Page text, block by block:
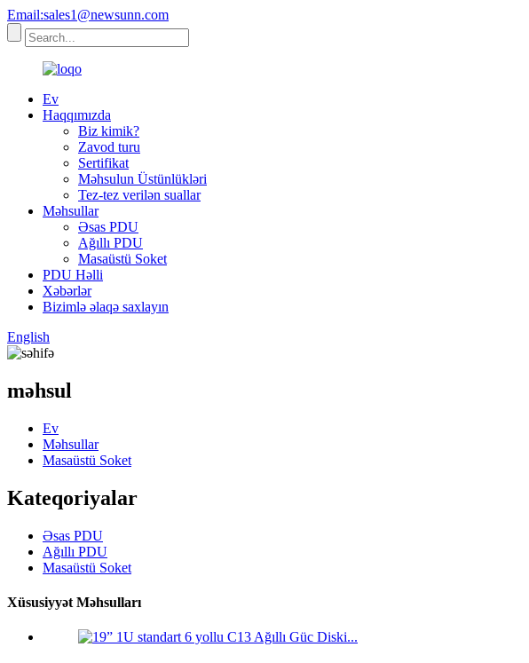
Email:sales1@newsunn.com
Ev
Haqqımızda
Biz kimik?
Zavod turu
Sertifikat
Məhsulun Üstünlükləri
Tez-tez verilən suallar
Məhsullar
Əsas PDU
Ağıllı PDU
Masaüstü Soket
PDU Həlli
Xəbərlər
Bizimlə əlaqə saxlayın
English
məhsul
Ev
Məhsullar
Masaüstü Soket
Kateqoriyalar
Əsas PDU
Ağıllı PDU
Masaüstü Soket
Xüsusiyyət Məhsulları